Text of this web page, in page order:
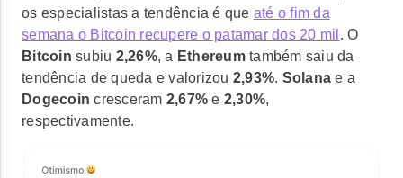
os especialistas a tendência é que até o fim da
semana o Bitcoin recupere o patamar dos 20 mil . O
Bitcoin subiu 2,26%, a Ethereum também saiu da
tendência de queda e valorizou 2,93%. Solanae a
Dogecoin cresceram 2,67% e 2,30%,
respectivamente.